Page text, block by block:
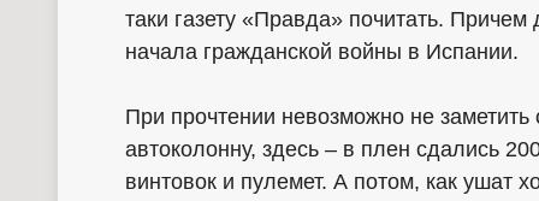
таки газету «Правда» почитать.
начала гражданской войны в Испании.
При прочтении невозможно не
автоколонну, здесь – в плен сдались
винтовок и пулемет. А потом, как ушат